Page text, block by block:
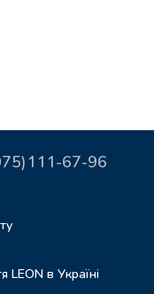
67-96
LEON в Україні